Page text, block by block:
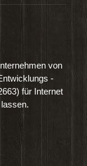
von
-
für Internet